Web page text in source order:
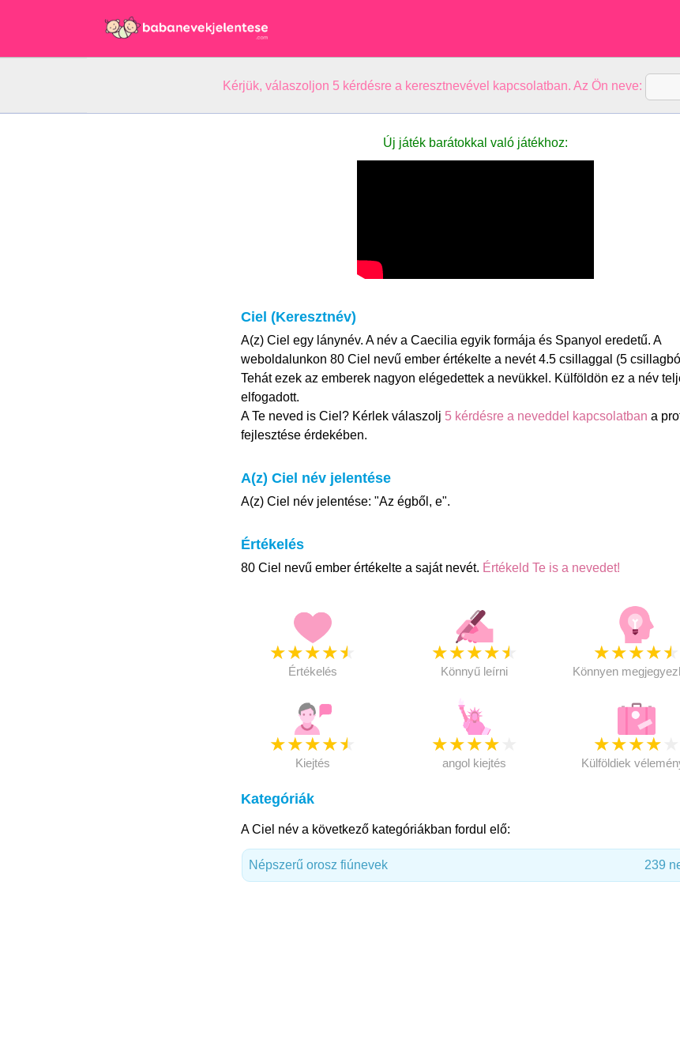
Kérjük, válaszoljon 5 kérdésre a keresztnevével kapcsolatban. Az Ön neve:
Új játék barátokkal való játékhoz:
Ciel (Keresztnév)
A(z) Ciel egy lánynév. A név a Caecilia egyik formája és Spanyol eredetű. A
weboldalunkon 80 Ciel nevű ember értékelte a nevét 4.5 csillaggal (5
Tehát ezek az emberek nagyon elégedettek a nevükkel. Külföldön ez a név
elfogadott.
A Te neved is Ciel? Kérlek válaszolj 5 kérdésre a neveddel kapcsolatban a
fejlesztése érdekében.
A(z) Ciel név jelentése
A(z) Ciel név jelentése: "Az égből, e".
Értékelés
80 Ciel nevű ember értékelte a saját nevét. Értékeld Te is a nevedet!
★★★★★
Értékelés
★★★★★
Könnyű leírni
★★★★★
Könnyen
★★★★★
Kiejtés
★★★★
angol kiejtés
★★★★
Külföldiek
Kategóriák
A Ciel név a következő kategóriákban fordul elő:
Népszerű orosz fiúnevek 239